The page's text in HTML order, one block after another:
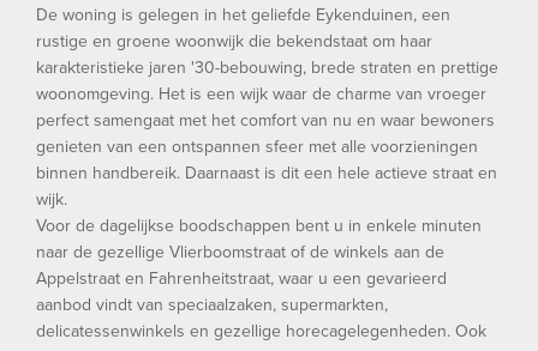
De woning is gelegen in het geliefde Eykenduinen, een
rustige en groene woonwijk die bekendstaat om haar
karakteristieke jaren '30-bebouwing, brede straten en prettige
woonomgeving. Het is een wijk waar de charme van vroeger
perfect samengaat met het comfort van nu en waar bewoners
genieten van een ontspannen sfeer met alle voorzieningen
binnen handbereik. Daarnaast is dit een hele actieve straat en
wijk.
Voor de dagelijkse boodschappen bent u in enkele minuten
naar de gezellige Vlierboomstraat of de winkels aan de
Appelstraat en Fahrenheitstraat, waar u een gevarieerd
aanbod vindt van speciaalzaken, supermarkten,
delicatessenwinkels en gezellige horecagelegenheden. Ook